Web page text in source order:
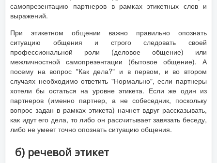
самопрезентацию партнеров в рамках этикетных слов и
выражений.
При этикетном общении важно правильно опознать
ситуацию общения и строго следовать своей
профессиональной роли (деловое общение) или
межличностной самопрезентации (бытовое общение). А
посему на вопрос "Как дела?" и в первом, и во втором
случаях необходимо ответить "Нормально", если партнеры
хотели бы остаться на уровне этикета. Если же один из
партнеров (именно партнер, а не собеседник, поскольку
вопрос задан в рамках этикета) начнет вдруг рассказывать,
как идут его дела, то либо он рассчитывает завязать беседу,
либо не умеет точно опознать ситуацию общения.
б) речевой этикет